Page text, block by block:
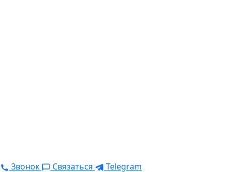
Звонок Связаться Telegram